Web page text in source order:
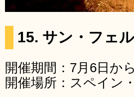
15. サン・フェ
開催期間：7月6日か
開催場所：スペイン